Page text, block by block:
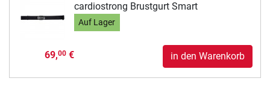
cardiostrong Brustgurt Smart
Auf Lager
69,00€ in den Warenkorb